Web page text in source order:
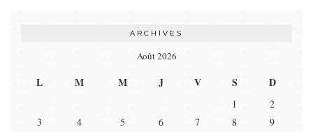
ARCHIVES
Août 2026
L M M J V S D
1
2
3
4 5 6 7 8
9